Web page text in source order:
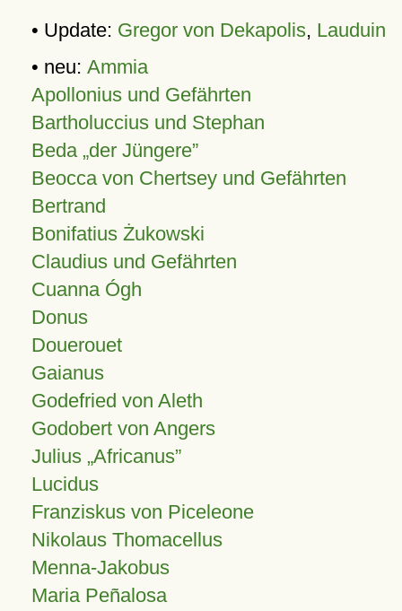
• Update: Gregor von Dekapolis, Lauduin
• neu: Ammia
Apollonius und Gefährten
Bartholuccius und Stephan
Beda „der Jüngere”
Beocca von Chertsey und Gefährten
Bertrand
Bonifatius Żukowski
Claudius und Gefährten
Cuanna Ógh
Donus
Douerouet
Gaianus
Godefried von Aleth
Godobert von Angers
Julius Africanus
Lucidus
Franziskus von Piceleone
Nikolaus Thomacellus
Menna-Jakobus
Maria Peñalosa